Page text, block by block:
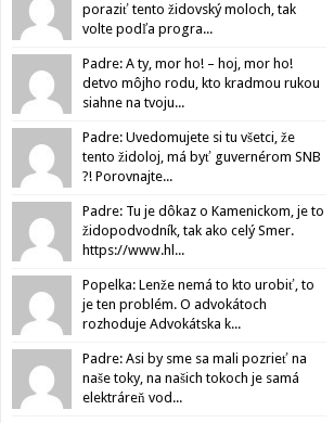
poraziť tento židovský moloch, tak
volte podľa progra...
Padre: A ty, mor ho! – hoj, mor ho!
detvo môjho rodu, kto kradmou rukou
siahne na tvoju...
Padre: Uvedomujete si tu všetci, že
tento židoloj, má byť guvernérom SNB
?! Porovnajte...
Padre: Tu je dôkaz o Kamenickom, je to
židopodvodník, tak ako celý Smer.
https://www.hl...
Popelka: Lenže nemá to kto urobiť, to
je ten problém. O advokátoch
rozhoduje Advokátska k...
Padre: Asi by sme sa mali pozrieť na
naše toky, na našich tokoch je samá
elektráreň vod...